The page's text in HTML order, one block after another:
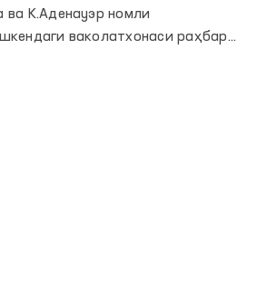
К.Аденауэр номли
ваколатхонаси раҳбари
бўлиб ўтди.